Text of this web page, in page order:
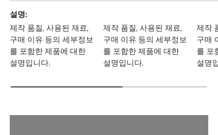
설명
제작 품질, 사용된 재료,
구매 이유 등의 세부정보
를 포함한 제품에 대한
설명입니다.
제작 품질, 사용된 재료,
구매 이유 등의 세부정보
를 포함한 제품에 대한
설명입니다.
제작
구매
를 포
설명